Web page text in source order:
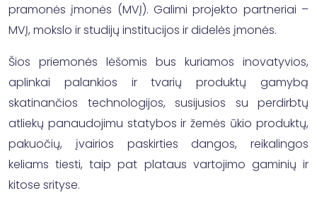
pramonės įmonės (MVĮ). Galimi projekto partneriai –
MVĮ, mokslo ir studijų institucijos ir didelės įmonės.
Šios priemonės lėšomis bus kuriamos inovatyvios,
aplinkai palankios ir tvarių produktų gamybą
skatinančios technologijos, susijusios su perdirbtų
atliekų panaudojimu statybos ir žemės ūkio produktų,
pakuočių, įvairios paskirties dangos, reikalingos
keliams tiesti, taip pat plataus vartojimo gaminių ir
kitose srityse.